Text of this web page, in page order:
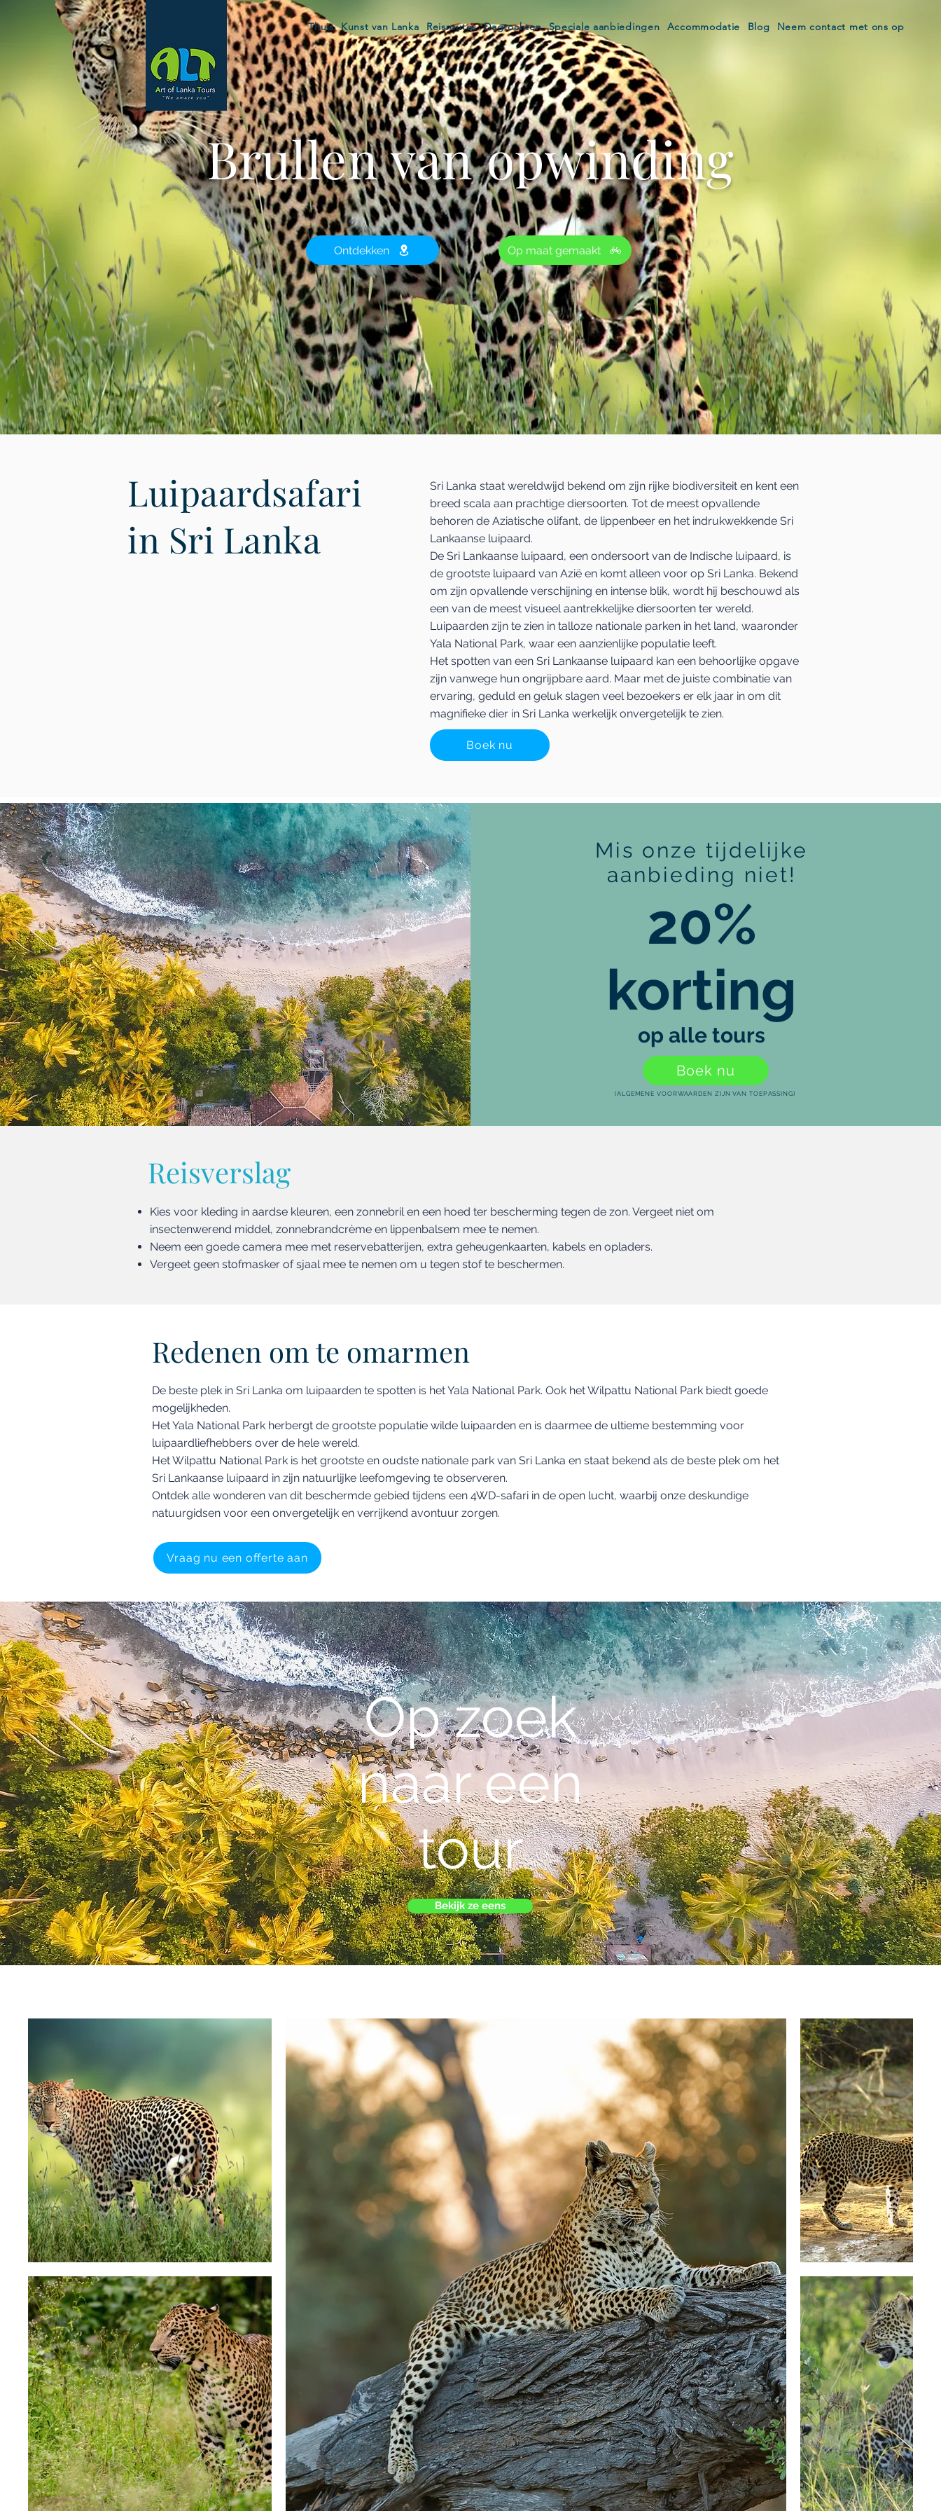
Thuis Kunst van Lanka Reisroutes Dagtochten Speciale aanbiedingen Accommodatie Blog Neem contact met ons op
Brullen van opwinding
Op maat gemaakt
Ontdekken
Luipaardsafari
in Sri Lanka
Sri Lanka staat wereldwijd bekend om zijn rijke biodiversiteit en kent een
breed scala aan prachtige diersoorten. Tot de meest opvallende
behoren de Aziatische olifant, de lippenbeer en het indrukwekkende Sri
Lankaanse luipaard.
De Sri Lankaanse luipaard, een ondersoort van de Indische luipaard, is
de grootste luipaard van Azië en komt alleen voor op Sri Lanka. Bekend
om zijn opvallende verschijning en intense blik, wordt hij beschouwd als
een van de meest visueel aantrekkelijke diersoorten ter wereld.
Luipaarden zijn te zien in talloze nationale parken in het land, waaronder
Yala National Park, waar een aanzienlijke populatie leeft.
Het spotten van een Sri Lankaanse luipaard kan een behoorlijke opgave
zijn vanwege hun ongrijpbare aard. Maar met de juiste combinatie van
ervaring, geduld en geluk slagen veel bezoekers er elk jaar in om dit
magnifieke dier in Sri Lanka werkelijk onvergetelijk te zien.
Boek nu
20%
korting
op alle tours
Mis onze tijdelijke
aanbieding niet!
Boek nu
(ALGEMENE VOORWAARDEN ZIJN VAN TOEPASSING)
Reisverslag
Kies voor kleding in aardse kleuren, een zonnebril en een hoed ter bescherming tegen de zon. Vergeet niet om
insectenwerend middel, zonnebrandcrème en lippenbalsem mee te nemen.
Neem een goede camera mee met reservebatterijen, extra geheugenkaarten, kabels en opladers.
Vergeet geen stofmasker of sjaal mee te nemen om u tegen stof te beschermen.
Redenen om te omarmen
De beste plek in Sri Lanka om luipaarden te spotten is het Yala National Park. Ook het Wilpattu National Park biedt goede
mogelijkheden.
Het Yala National Park herbergt de grootste populatie wilde luipaarden en is daarmee de ultieme bestemming voor
luipaardliefhebbers over de hele wereld.
Het Wilpattu National Park is het grootste en oudste nationale park van Sri Lanka en staat bekend als de beste plek om het
Sri Lankaanse luipaard in zijn natuurlijke leefomgeving te observeren.
Ontdek alle wonderen van dit beschermde gebied tijdens een 4WD-safari in de open lucht, waarbij onze deskundige
natuurgidsen voor een onvergetelijk en verrijkend avontuur zorgen.
Vraag nu een offerte aan
Op zoek
naar een
tour
Bekijk ze eens